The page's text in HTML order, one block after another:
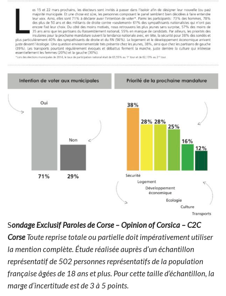
Sondage Exclusif Paroles de Corse – Opinion of Corsica – C2C
CorseToute reprise totale ou partielle doit impérativement utiliser
la mention complète. Étude réalisée auprès d’un échantillon
représentatif de 502 personnes représentatifs de la population
française âgées de 18 ans et plus. Pour cette taille d’échantillon, la
marge d’incertitude est de 3 à 5 points.